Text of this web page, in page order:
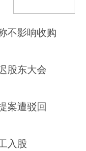
不影响收购
股东大会
案遭驳回
入股